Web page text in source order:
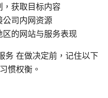
获取目标内容
公司内网资源
的网站与服务表现
务 在做决定前，记住以下
惯权衡。